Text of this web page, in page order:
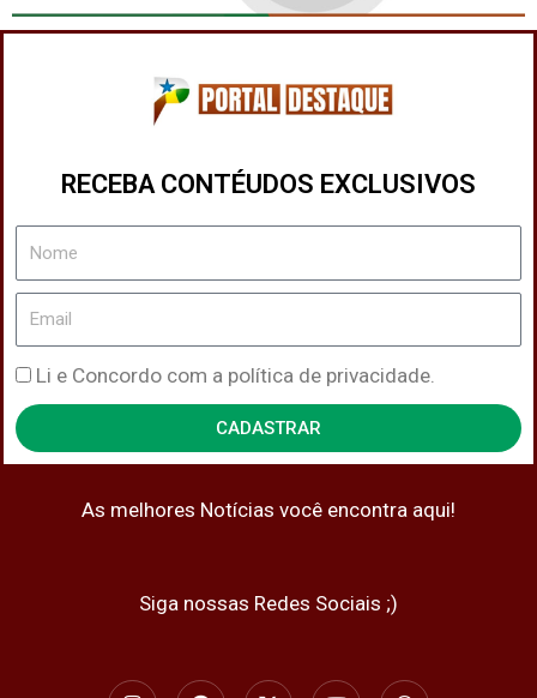
RECEBA CONTÉUDOS EXCLUSIVOS
Nome
Email
Política
de
Privacidade
Li e Concordo com a política de privacidade.
CADASTRAR
As melhores Notícias você encontra aqui!
Siga nossas Redes Sociais ;)
I
F
X
Y
W